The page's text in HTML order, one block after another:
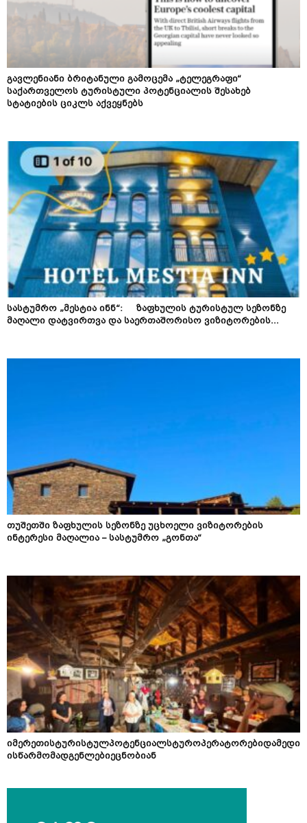
გავლენიანი ბრიტანული გამოცემა „ტელეგრაფი“
საქართველოს ტურისტული პოტენციალის შესახებ
სტატიების ციკლს აქვეყნებს
სასტუმრო „მესტია ინნ“: ზაფხულის ტურისტულ სეზონზე
მაღალი დატვირთვა და საერთაშორისო ვიზიტორების...
თუშეთში ზაფხულის სეზონზე უცხოელი ვიზიტორების
ინტერესი მაღალია – სასტუმრო „გონთა“
იმერეთისტურისტულპოტენციალსტუროპერატორებიდამედი
ისწარმომადგენლებიეცნობიან